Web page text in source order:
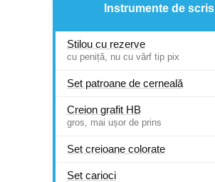
Instrumente de scris
Stilou cu rezerve
cu peniță, nu cu vârf tip pix
Set patroane de cerneală
Creion grafit HB
gros, mai ușor de prins
Set creioane colorate
Set carioci